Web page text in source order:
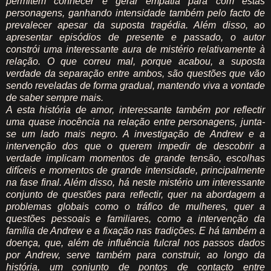
personagens, ganhando intensidade também pelo facto de
prevalecer apesar da suposta tragédia. Além disso, ao
apresentar episódios de presente e passado, o autor
constrói uma interessante aura de mistério relativamente à
relação. O que correu mal, porque acabou, a suposta
verdade da separação entre ambos, são questões que vão
sendo reveladas de forma gradual, mantendo viva a vontade
de saber sempre mais.
A esta história de amor, interessante também por reflectir
uma quase inocência na relação entre personagens, junta-
se um lado mais negro. A investigação de Andrew e a
intervenção dos que o querem impedir de descobrir a
verdade implicam momentos de grande tensão, escolhas
difíceis e momentos de grande intensidade, principalmente
na fase final. Além disso, há neste mistério um interessante
conjunto de questões para reflectir, quer na abordagem a
problemas globais como o tráfico de mulheres, quer a
questões pessoais e familiares, como a intervenção da
família de Andrew e a fixação nas tradições. E há também a
doença, que, além de influência fulcral nos passos dados
por Andrew, serve também para construir, ao longo da
história, um conjunto de pontos de contacto entre